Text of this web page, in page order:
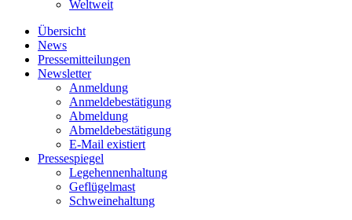
Weltweit
Übersicht
News
Pressemitteilungen
Newsletter
Anmeldung
Anmeldebestätigung
Abmeldung
Abmeldebestätigung
E-Mail existiert
Pressespiegel
Legehennenhaltung
Geflügelmast
Schweinehaltung